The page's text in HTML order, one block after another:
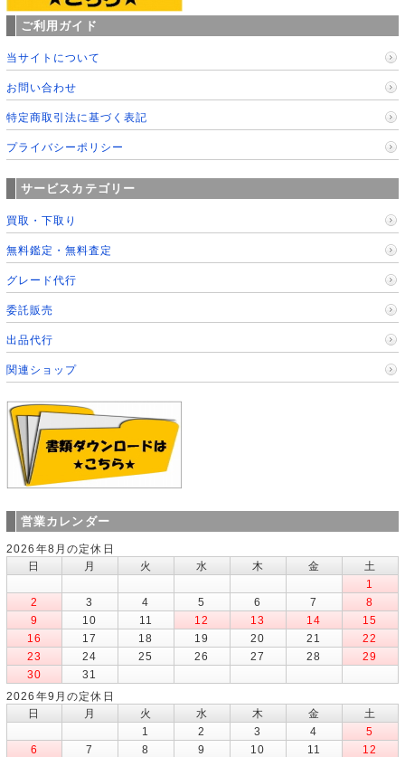
ご利用ガイド
当サイトについて
お問い合わせ
特定商取引法に基づく表記
プライバシーポリシー
サービスカテゴリー
買取・下取り
無料鑑定・無料査定
グレード代行
委託販売
出品代行
関連ショップ
営業カレンダー
2026年8月の定休日
日
月 火 水 木 金
土
1
2
3 4 5 6 7
8
9
10 11 12 13 14
15
16
17 18 19 20 21
22
23
24 25 26 27 28
29
30
31
2026年9月の定休日
日
月 火 水 木 金
土
1
2 3 4
5
6
7 8 9 10 11
12